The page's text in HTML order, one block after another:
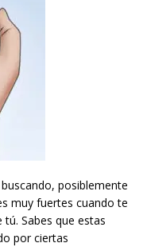
posiblemente
muy fuertes cuando te
Sabes que estas
por ciertas